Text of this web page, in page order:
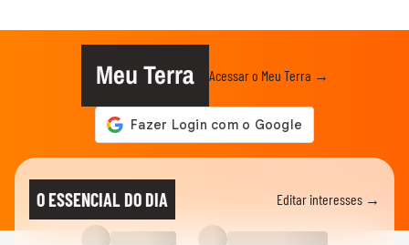
Meu Terra Acessar o Meu Terra →
O ESSENCIAL DO DIA Editar interesses →